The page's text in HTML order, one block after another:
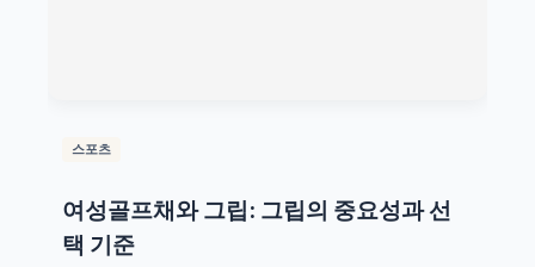
스포츠
여성골프채와 그립: 그립의 중요성과 선
택 기준